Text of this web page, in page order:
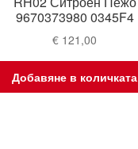
9670373980 0345F4
€ 121,00
Добавяне в количката